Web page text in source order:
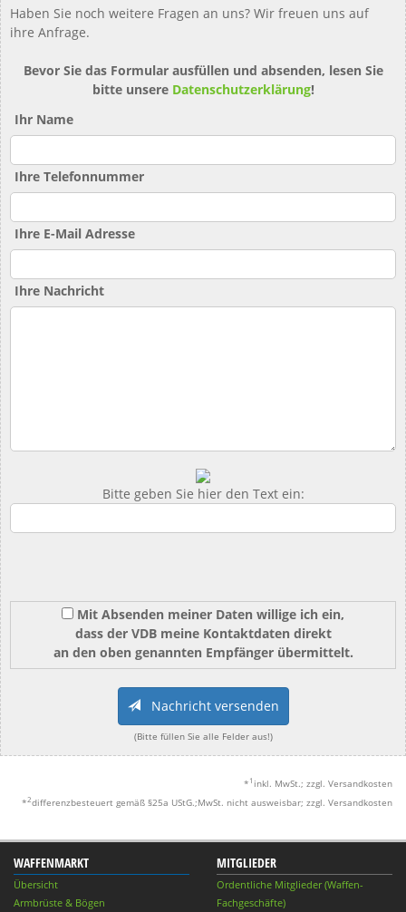
Haben Sie noch weitere Fragen an uns? Wir freuen uns auf
ihre Anfrage.
Bevor Sie das Formular ausfüllen und absenden, lesen Sie
bitte unsere Datenschutzerklärung!
Ihr Name
Ihre Telefonnummer
Ihre E-Mail Adresse
Ihre Nachricht
Bitte geben Sie hier den Text ein:
Mit Absenden meiner Daten willige ich ein,
dass der VDB meine Kontaktdaten direkt
an den oben genannten Empfänger übermittelt.
Nachricht versenden
(Bitte füllen Sie alle Felder aus!)
* 1 inkl. MwSt.; zzgl. Versandkosten
*2differenzbesteuert gemäß §25a UStG.;MwSt. nicht ausweisbar; zzgl. Versandkosten
WAFFENMARKT
Übersicht
Armbrüste & Bögen
MITGLIEDER
Ordentliche Mitglieder (Waffen-
Fachgeschäfte)